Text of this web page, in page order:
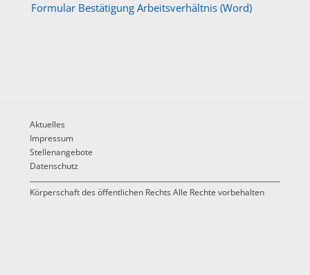
Formular Bestätigung Arbeitsverhältnis (Word)
Aktuelles
Impressum
Stellenangebote
Datenschutz
Körperschaft des öffentlichen Rechts Alle Rechte vorbehalten